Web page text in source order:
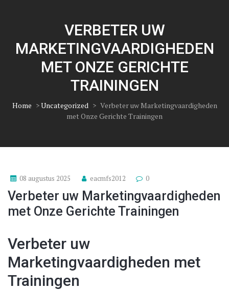
VERBETER UW
MARKETINGVAARDIGHEDEN
MET ONZE GERICHTE
TRAININGEN
Home >Uncategorized > Verbeter uw Marketingvaardigheden
met Onze Gerichte Trainingen
08 augustus 2025 eacmfs2012 0
Verbeter uw Marketingvaardigheden
met Onze Gerichte Trainingen
Verbeter uw
Marketingvaardigheden met
Trainingen